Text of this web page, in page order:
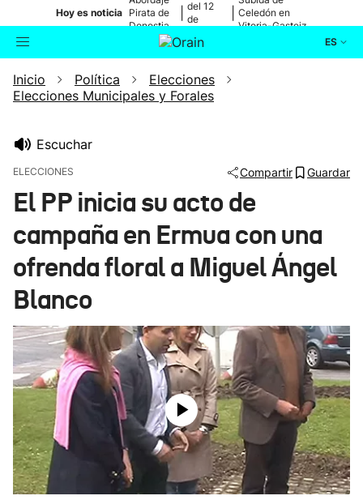
Hoy es noticia Pirata de
Donostia
del 12
de
Celedón en
Vitoria-Gasteiz
ES
Buscador Actualidad
Ikusmiran
Eguraldia
Inicio Política
Elecciones
Elecciones Municipales y Forales
Escuchar
ELECCIONES Compartir Guardar
El PP inicia su acto de
campaña en Ermua con una
ofrenda floral a Miguel Ángel
Blanco